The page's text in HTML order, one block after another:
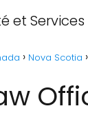
et
Nova Scotia